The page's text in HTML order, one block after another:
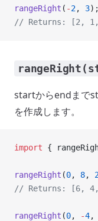
rangeRight ( -2, 3);
// Returns: [2,
startからendまで
を作成します。
import {
rangeRight (0, 8,
// Returns: [6,
rangeRight (0, -4,